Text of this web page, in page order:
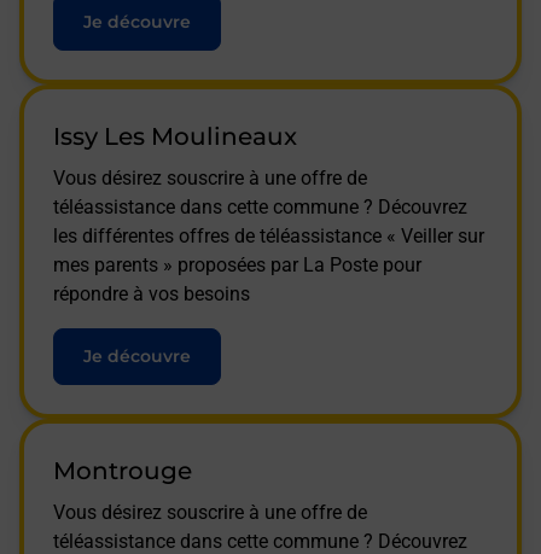
Je découvre
Issy Les Moulineaux
Vous désirez souscrire à une offre de
téléassistance dans cette commune ? Découvrez
les différentes offres de téléassistance « Veiller sur
mes parents » proposées par La Poste pour
répondre à vos besoins
Je découvre
Montrouge
Vous désirez souscrire à une offre de
téléassistance dans cette commune ? Découvrez